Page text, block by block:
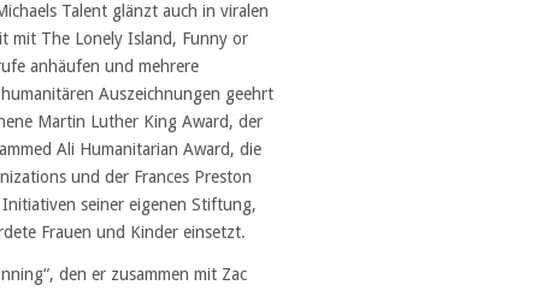
Talent glänzt auch in viralen
mit The Lonely Island, Funny or
anhäufen und mehrere
Auszeichnungen geehrt
Martin Luther King Award, der
Ali Humanitarian Award, die
und der Frances Preston
seiner eigenen Stiftung,
Frauen und Kinder einsetzt.
den er zusammen mit Zac